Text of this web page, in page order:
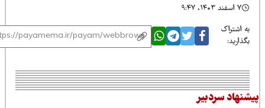
اشتراک
سردبیر